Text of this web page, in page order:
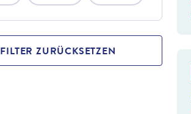
FILTER ZURÜCKSETZEN